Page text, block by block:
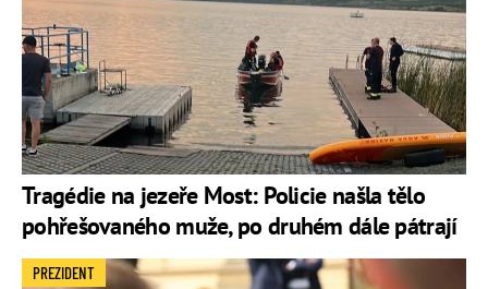
Tragédie na jezeře Most: Policie našla tělo
pohřešovaného muže, po druhém dále pátrají
PREZIDENT